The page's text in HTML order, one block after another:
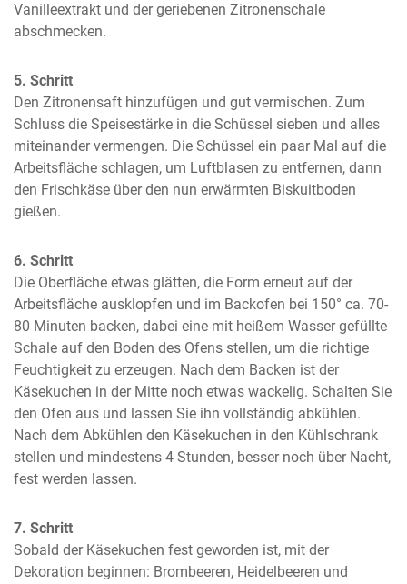
Vanilleextrakt und der geriebenen Zitronenschale
abschmecken.
5. Schritt
Den Zitronensaft hinzufügen und gut vermischen. Zum
Schluss die Speisestärke in die Schüssel sieben und alles
miteinander vermengen. Die Schüssel ein paar Mal auf die
Arbeitsfläche schlagen, um Luftblasen zu entfernen, dann
den Frischkäse über den nun erwärmten Biskuitboden
gießen.
6. Schritt
Die Oberfläche etwas glätten, die Form erneut auf der
Arbeitsfläche ausklopfen und im Backofen bei 150° ca. 70-
80 Minuten backen, dabei eine mit heißem Wasser gefüllte
Schale auf den Boden des Ofens stellen, um die richtige
Feuchtigkeit zu erzeugen. Nach dem Backen ist der
Käsekuchen in der Mitte noch etwas wackelig. Schalten Sie
den Ofen aus und lassen Sie ihn vollständig abkühlen.
Nach dem Abkühlen den Käsekuchen in den Kühlschrank
stellen und mindestens 4 Stunden, besser noch über Nacht,
fest werden lassen.
7. Schritt
Sobald der Käsekuchen fest geworden ist, mit der
Dekoration beginnen: Brombeeren, Heidelbeeren und